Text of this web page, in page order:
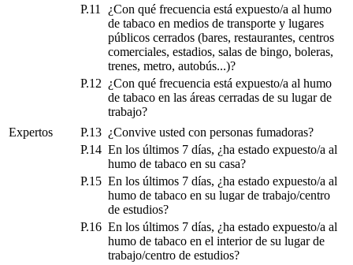
P.11
¿Con qué frecuencia está expuesto/a al humo
de tabaco en medios de transporte y lugares
públicos cerrados (bares, restaurantes, centros
comerciales, estadios, salas de bingo, boleras,
trenes, metro, autobús...)?
P.12 ¿Con qué frecuencia está expuesto/a al humo
de tabaco en las áreas cerradas de su lugar de
trabajo?
Expertos
P.13 ¿Convive usted con personas fumadoras?
P.14 En los últimos 7 días, ¿ha estado expuesto/a al
humo de tabaco en su casa?
P.15 En los últimos 7 días, ¿ha estado expuesto/a al
humo de tabaco en su lugar de trabajo/centro
de estudios?
P.16 En los últimos 7 días, ¿ha estado expuesto/a al
humo de tabaco en el interior de su lugar de
trabajo/centro de estudios?